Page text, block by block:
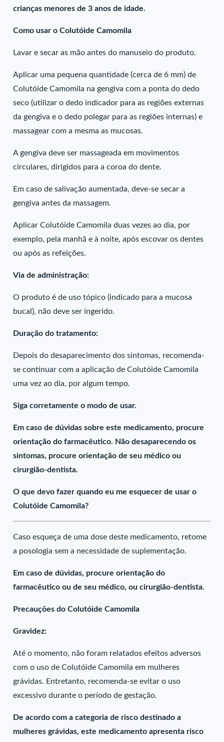
crianças menores de 3 anos de idade.
Como usar o Colutóide Camomila
Lavar e secar as mão antes do manuseio do produto.
Aplicar uma pequena quantidade (cerca de 6 mm) de
Colutóide Camomila na gengiva com a ponta do dedo
seco (utilizar o dedo indicador para as regiões externas
da gengiva e o dedo polegar para as regiões internas) e
massagear com a mesma as mucosas.
A gengiva deve ser massageada em movimentos
circulares, dirigidos para a coroa do dente.
Em caso de salivação aumentada, deve-se secar a
gengiva antes da massagem.
Aplicar Colutóide Camomila duas vezes ao dia, por
exemplo, pela manhã e à noite, após escovar os dentes
ou após as refeições.
Via de administração:
O produto é de uso tópico (indicado para a mucosa
bucal), não deve ser ingerido.
Duração do tratamento:
Depois do desaparecimento dos sintomas, recomenda-
se continuar com a aplicação de Colutóide Camomila
uma vez ao dia, por algum tempo.
Siga corretamente o modo de usar.
Em caso de dúvidas sobre este medicamento, procure
orientação do farmacêutico. Não desaparecendo os
sintomas, procure orientação de seu médico ou
cirurgião-dentista.
O que devo fazer quando eu me esquecer de usar o
Colutóide Camomila?
Caso esqueça de uma dose deste medicamento, retome
a posologia sem a necessidade de suplementação.
Em caso de dúvidas, procure orientação do
farmacêutico ou de seu médico, ou cirurgião-dentista.
Precauções do Colutóide Camomila
Gravidez:
Até o momento, não foram relatados efeitos adversos
com o uso de Colutóide Camomila em mulheres
grávidas. Entretanto, recomenda-se evitar o uso
excessivo durante o período de gestação.
De acordo com a categoria de risco destinado a
mulheres grávidas, este medicamento apresenta risco